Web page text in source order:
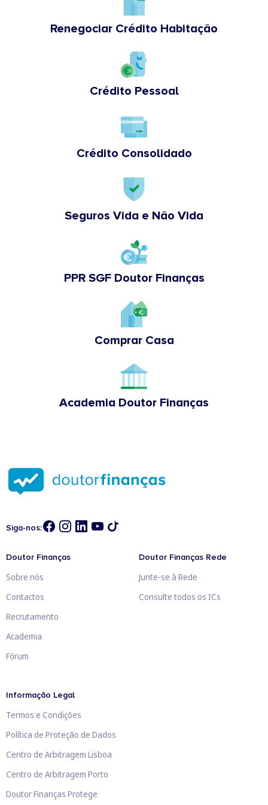
Renegociar Crédito Habitação
Crédito Pessoal
Crédito Consolidado
Seguros Vida e Não Vida
PPR SGF Doutor Finanças
Comprar Casa
Academia Doutor Finanças
Siga-nos:
Doutor Finanças
Sobre nós
Contactos
Recrutamento
Academia
Fórum
Doutor Finanças Rede
Junte-se à Rede
Consulte todos os ICs
Informação Legal
Termos e Condições
Política de Proteção de Dados
Centro de Arbitragem Lisboa
Centro de Arbitragem Porto
Doutor Finanças Protege